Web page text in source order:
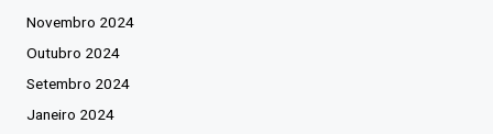
Novembro 2024
Outubro 2024
Setembro 2024
Janeiro 2024